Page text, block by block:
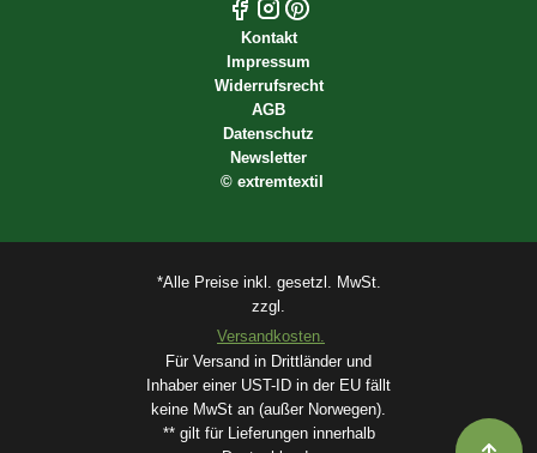
Kontakt
Impressum
Widerrufsrecht
AGB
Datenschutz
Newsletter
© extremtextil
*Alle Preise inkl. gesetzl. MwSt.
zzgl.
Versandkosten.
Für Versand in Drittländer und
Inhaber einer UST-ID in der EU fällt
keine MwSt an (außer Norwegen).
** gilt für Lieferungen innerhalb